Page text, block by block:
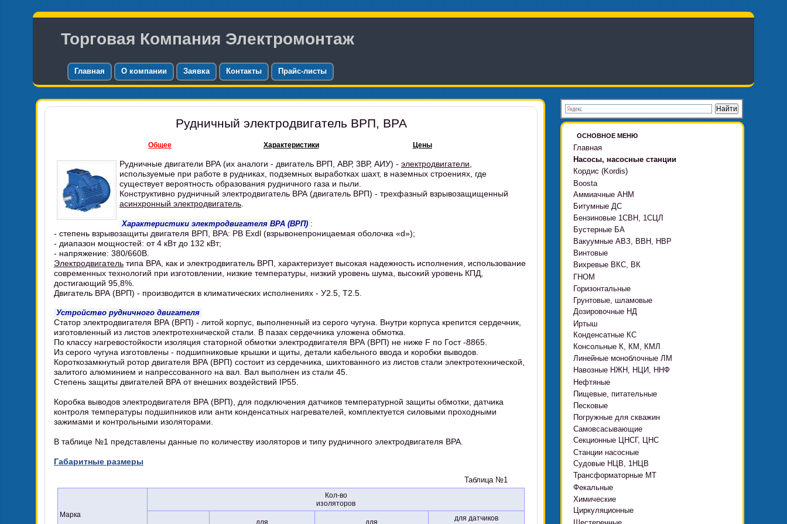
Торговая Компания Электромонтаж
Главная О компании Заявка Контакты Прайс-листы
Рудничный электродвигатель ВРП, ВРА
Общее Характеристики Цены
Рудничные двигатели ВРА (их аналоги - двигатель ВРП, АВР, 3ВР, АИУ) - электродвигатели
используемые при работе в рудниках, подземных выработках шахт, в наземных строениях, где
существует вероятность образования рудничного газа и пыли.
Конструктивно рудничный электродвигатель ВРА (двигатель ВРП) - трехфазный взрывозащищенный
асинхронный электродвигатель
Характеристики электродвигателя ВРА (ВРП) :
- степень взрывозащиты двигателя ВРП, ВРА: РВ Exdl (взрывонепроницаемая оболочка «d»);
- диапазон мощностей: от 4 кВт до 132 кВт;
- напряжение: 380/660В.
Электродвигатель типа ВРА, как и электродвигатель ВРП, характеризует высокая надежность исполнения, использование
современных технологий при изготовлении, низкие температуры, низкий уровень шума, высокий уровень КПД,
достигающий 95,8%.
Двигатель ВРА (ВРП) - производится в климатических исполнениях - У2.5, Т2.5.
Устройство рудничного двигателя
Статор электродвигателя ВРА (ВРП) - литой корпус, выполненный из серого чугуна. Внутри корпуса крепится сердечник,
изготовленный из листов электротехнической стали. В пазах сердечника уложена обмотка.
По классу нагревостойкости изоляция статорной обмотки электродвигателя ВРА (ВРП) не ниже F по Гост -8865.
Из серого чугуна изготовлены - подшипниковые крышки и щиты, детали кабельного ввода и коробки выводов.
Короткозамкнутый ротор двигателя ВРА (ВРП) состоит из сердечника, шихтованного из листов стали электротехнической,
залитого алюминием и напрессованного на вал. Вал выполнен из стали 45.
Степень защиты двигателей ВРА от внешних воздействий IP55.
Коробка выводов электродвигателя ВРА (ВРП), для подключения датчиков температурной защиты обмотки, датчика
контроля температуры подшипников или анти конденсатных нагревателей, комплектуется силовыми проходными
зажимами и контрольными изоляторами.
В таблице №1 представлены данные по количеству изоляторов и типу рудничного электродвигателя ВРА.
Габаритные размеры
Таблица №1
Марка
Кол-во
изоляторов
для
для
для датчиков
ОСНОВНОЕ МЕНЮ
Главная
Насосы, насосные станции
Кордис (Kordis)
Boosta
Boosta-F
Boosta-L
Boosta-APD установки
Аммиачные АНМ
Битумные ДС
Бензиновые 1СВН, 1СЦЛ
Бустерные БА
Вакуумные АВЗ, ВВН, НВР
Винтовые
Вихревые ВКС, ВК
ГНОМ
Грязевые
Ф, Фр
с HMS Control
Горизонтальные
Д, 1Д
ЦН
DeLium
Грунтовые, шламовые
ГРАТ, ГРАК, ГРАР
ВШН
Дозировочные НД
Иртыш
ПФ, НФ, ПД
ЦМЛ
ЦМК
Конденсатные КС
Консольные К, КМ, КМЛ
Линейные моноблочные ЛМ
Навозные НЖН, НЦИ, ННФ
Нефтяные
НВ, НВЕ, НДВ
КМC
4(5,6)НК
КМХ Адонис
Пищевые, питательные
ОНЦ, СНЦ
ЦВК
ПЭ
Поршневые на пару
Песковые
П, ПР, ПБ, ПК, ПРВП
ППР, ППК вертикальные
Погружные для скважин
ЭЦВ Ливнынасос
ЭЦВ Промбурвод
2ЭЦВ
БЦП М
CRS
СПА 4
Самовсасывающие
АНС
С-569
С-245
Секционные ЦНСГ, ЦНС
Станции насосные
СУЗ, HMS Control
Автоматические САУ
Садовые Ингро CAM
Судовые НЦВ, 1НЦВ
Трансформаторные МТ
Фекальные
СМ, 1СМ, 2СМ
СД, СДВ
Химические
Х
Циркуляционные